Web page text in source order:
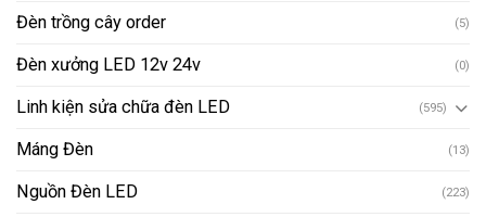
Đèn trồng cây order (5)
Đèn xưởng LED 12v 24v (0)
Linh kiện sửa chữa đèn LED (595)
Máng Đèn (13)
Nguồn Đèn LED (223)